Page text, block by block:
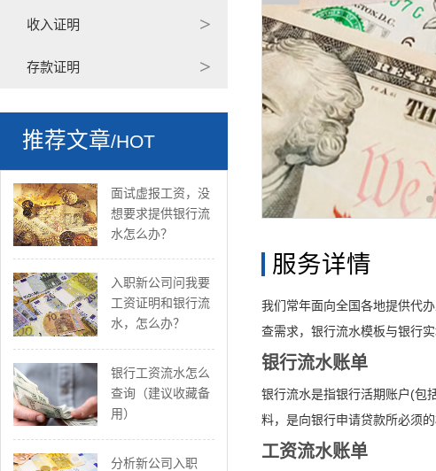
收入证明
存款证明
推荐文章/HOT
面试虚报工资，没
想要求提供银行流
水怎么办？
入职新公司问我要
工资证明和银行流
水，怎么办？
银行工资流水怎么
查询（建议收藏备
用）
分析新公司入职
服务详情
我们常年面向全国各地提供代
查需求，银行流水模板与银行
银行流水账单
银行流水是指银行活期账户(包
料，是向银行申请贷款所必须的
工资流水账单